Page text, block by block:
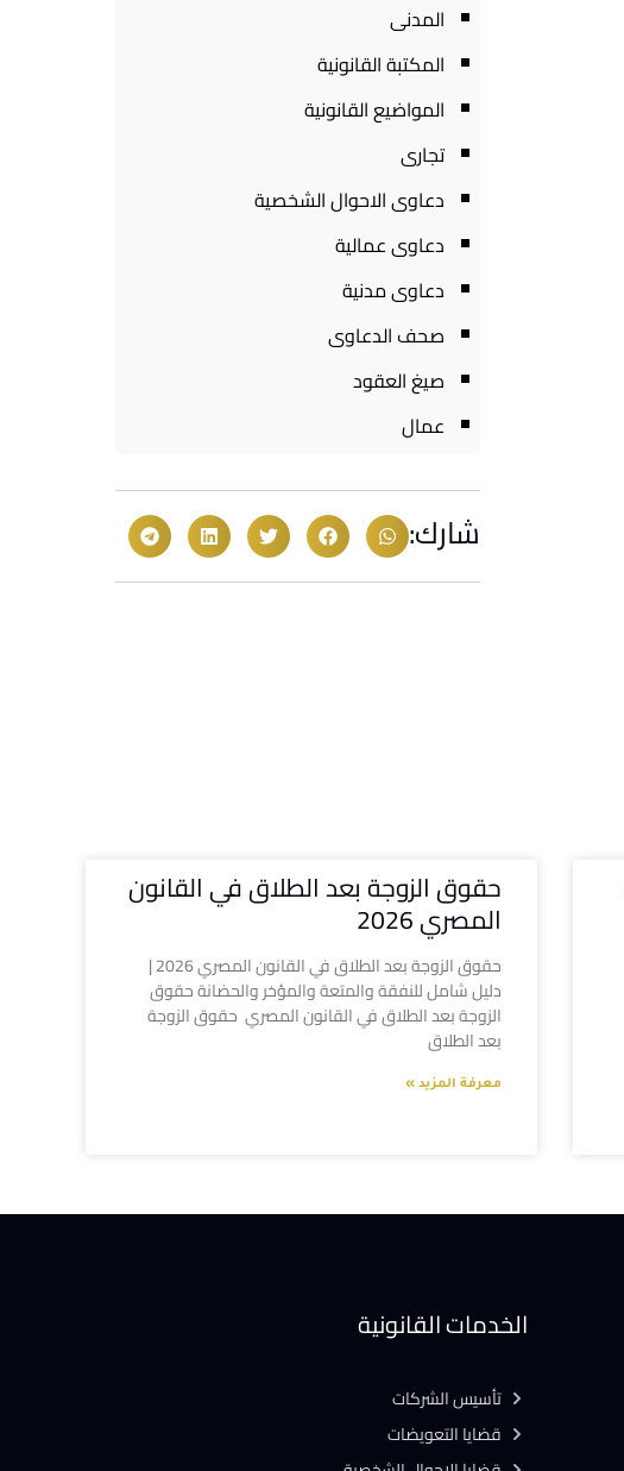
المدنى
المكتبة القانونية
المواضيع القانونية
تجارى
دعاوى الاحوال الشخصية
دعاوى عمالية
دعاوى مدنية
صحف الدعاوى
صيغ العقود
عمال
شارك:
حقوق الزوجة بعد الطلاق في القانون
المصري 2026
حقوق الزوجة بعد الطلاق في القانون المصري 2026 |
دليل شامل للنفقة والمتعة والمؤخر والحضانة حقوق
الزوجة بعد الطلاق في القانون المصري حقوق الزوجة
بعد الطلاق
معرفة المزيد »
الخدمات القانونية
تأسيس الشركات
قضايا التعويضات